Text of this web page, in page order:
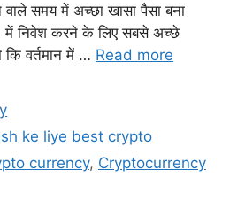
समय में अच्छा खासा पैसा बना
निवेश करने के लिए सबसे अच्छे
वर्तमान में … Read more
ke liye best crypto
currency, Cryptocurrency